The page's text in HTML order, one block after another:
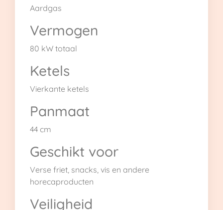
Aardgas
Vermogen
80 kW totaal
Ketels
Vierkante ketels
Panmaat
44 cm
Geschikt voor
Verse friet, snacks, vis en andere
horecaproducten
Veiligheid